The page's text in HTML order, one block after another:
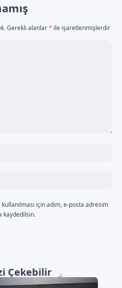
Gerekli alanlar* ile işaretlenmişlerdir
için adım, e-posta adresim
kaydedilsin.
Çekebilir